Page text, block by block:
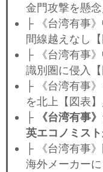
金門攻撃を懸
├ 《台湾有事
間線越えなし
├ 《台湾有事
識別圏に侵入
├ 《台湾有事
を北上【図表
├
《台湾有事
英エコノミス
├ 《台湾有事
海外メーカー